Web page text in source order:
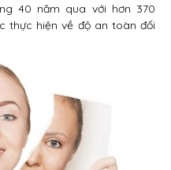
40 năm qua với hơn 370
thực hiện về độ an toàn đối